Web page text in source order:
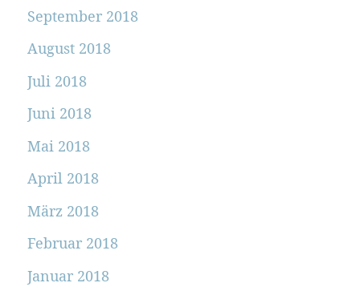
September 2018
August 2018
Juli 2018
Juni 2018
Mai 2018
April 2018
März 2018
Februar 2018
Januar 2018